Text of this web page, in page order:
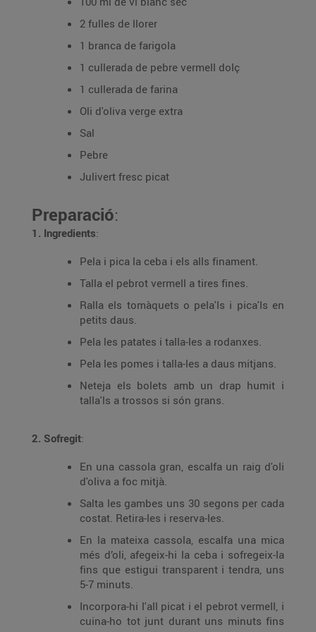
2 fulles de llorer
1 branca de farigola
1 cullerada de pebre vermell dolç
1 cullerada de farina
Oli d'oliva verge extra
Sal
Pebre
Julivert fresc picat
Preparació:
1. Ingredients:
Pela i pica la ceba i els alls finament.
Talla el pebrot vermell a tires fines.
Ralla els tomàquets o pela'ls i pica'ls en
petits daus.
Pela les patates i talla-les a rodanxes.
Pela les pomes i talla-les a daus mitjans.
Neteja els bolets amb un drap humit i
talla'ls a trossos si són grans.
2. Sofregit:
En una cassola gran, escalfa un raig d'oli
d'oliva a foc mitjà.
Salta les gambes uns 30 segons per cada
costat. Retira-les i reserva-les.
En la mateixa cassola, escalfa una mica
més d’oli, afegeix-hi la ceba i sofregeix-la
fins que estigui transparent i tendra, uns
5-7 minuts.
Incorpora-hi l'all picat i el pebrot vermell, i
cuina-ho tot junt durant uns minuts fins